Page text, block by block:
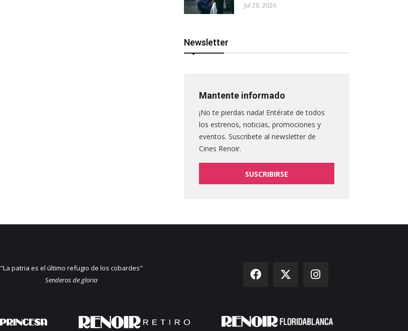
Jul 28, 2026
Newsletter
Mantente informado
¡No te pierdas nada! Entérate de todos
los estrenos, noticias, promociones y
eventos. Suscribete al newsletter de
Cines Renoir.
SUSCRIBIRSE
"La patria es el último refugio de los cobardes"
Senderos de gloria